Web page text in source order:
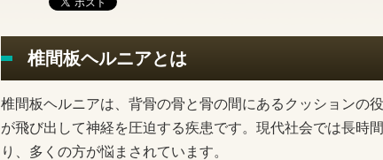
椎間板ヘルニアとは
椎間板ヘルニアは、背骨の骨と骨の間にあるクッションの
が飛び出して神経を圧迫する疾患です。現代社会では長時
り、多くの方が悩まされています。